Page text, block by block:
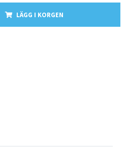
LÄGG I KORGEN